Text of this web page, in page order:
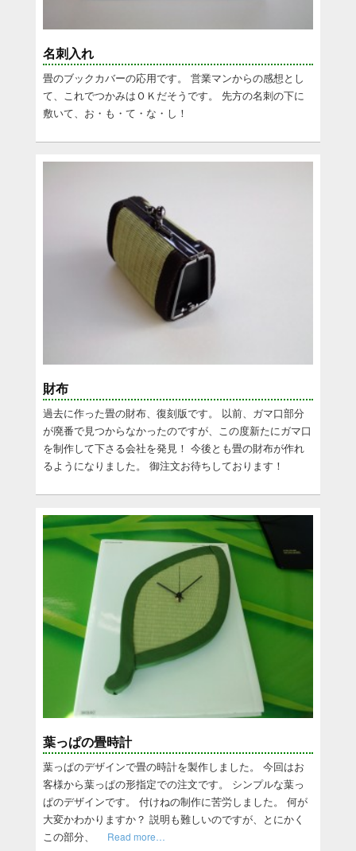
名刺入れ
畳のブックカバーの応用です。 営業マンからの感想とし
て、これでつかみはＯＫだそうです。 先方の名刺の下に
敷いて、お・も・て・な・し！
財布
過去に作った畳の財布、復刻版です。 以前、ガマ口部分
が廃番で見つからなかったのですが、この度新たにガマ口
を制作して下さる会社を発見！ 今後とも畳の財布が作れ
るようになりました。 御注文お待ちしております！
葉っぱの畳時計
葉っぱのデザインで畳の時計を製作しました。 今回はお
客様から葉っぱの形指定での注文です。 シンプルな葉っ
ぱのデザインです。 付けねの制作に苦労しました。 何が
大変かわかりますか？ 説明も難しいのですが、とにかく
この部分、
Read more…